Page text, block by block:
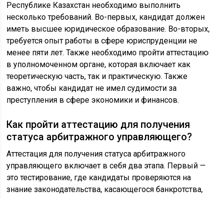
Республике Казахстан необходимо выполнить
несколько требований. Во-первых, кандидат должен
иметь высшее юридическое образование. Во-вторых,
требуется опыт работы в сфере юриспруденции не
менее пяти лет. Также необходимо пройти аттестацию
в уполномоченном органе, которая включает как
теоретическую часть, так и практическую. Также
важно, чтобы кандидат не имел судимости за
преступления в сфере экономики и финансов.
Как пройти аттестацию для получения
статуса арбитражного управляющего?
Аттестация для получения статуса арбитражного
управляющего включает в себя два этапа. Первый —
это тестирование, где кандидаты проверяются на
знание законодательства, касающегося банкротства,